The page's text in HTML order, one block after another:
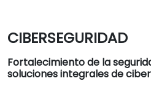
CIBERSEGURIDAD
Fortalecimiento de la
soluciones integrales de